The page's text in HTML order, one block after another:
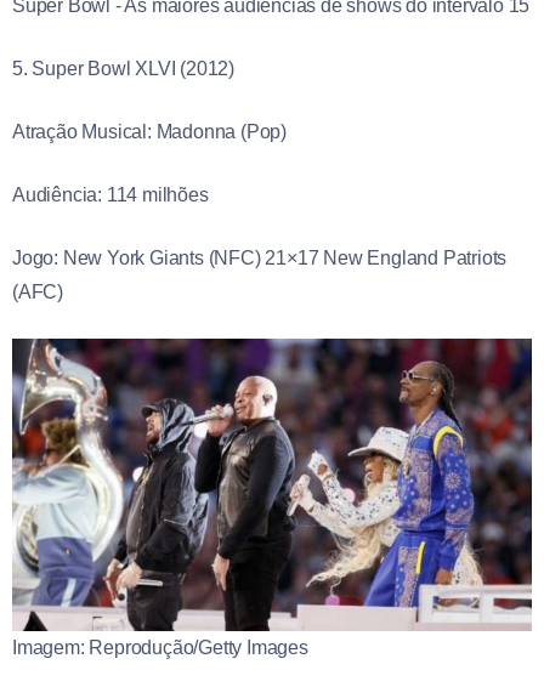
Super Bowl - As maiores audiências de shows do intervalo 15
5. Super Bowl XLVI (2012)
Atração Musical: Madonna (Pop)
Audiência: 114 milhões
Jogo: New York Giants (NFC) 21×17 New England Patriots
(AFC)
Imagem: Reprodução/Getty Images